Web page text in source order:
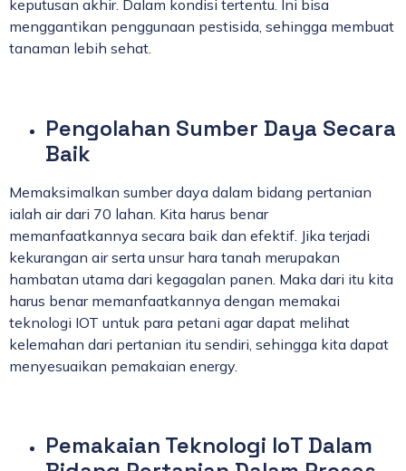
keputusan akhir. Dalam kondisi tertentu. Ini bisa
menggantikan penggunaan pestisida, sehingga membuat
tanaman lebih sehat.
Pengolahan Sumber Daya Secara
Baik
Memaksimalkan sumber daya dalam bidang pertanian
ialah air dari 70 lahan. Kita harus benar
memanfaatkannya secara baik dan efektif. Jika terjadi
kekurangan air serta unsur hara tanah merupakan
hambatan utama dari kegagalan panen. Maka dari itu kita
harus benar memanfaatkannya dengan memakai
teknologi IOT untuk para petani agar dapat melihat
kelemahan dari pertanian itu sendiri, sehingga kita dapat
menyesuaikan pemakaian energy.
Pemakaian Teknologi IoT Dalam